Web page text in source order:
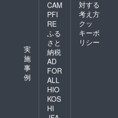
実
施
事
例
CAM
PFI
RE
ふる
さと
納税
AD
FOR
ALL
HIO
KOS
HI
対する
考え方
クッ
キーポ
リシー